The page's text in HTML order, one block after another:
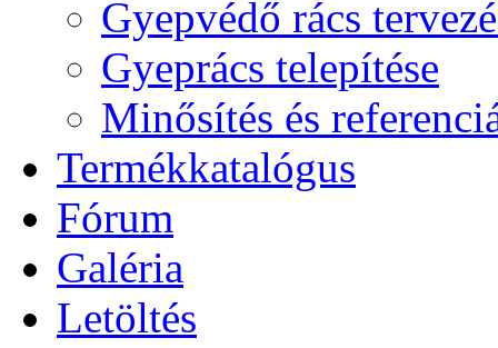
Gyepvédő rács
Gyeprács telepítése
Minősítés és
Termékkatalógus
Fórum
Galéria
Letöltés